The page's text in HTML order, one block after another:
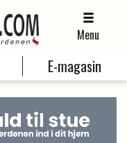
Menu
E-magasin